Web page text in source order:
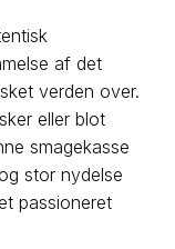
af det
verden over.
eller blot
smagekasse
stor nydelse
passioneret